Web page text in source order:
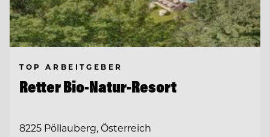
TOP ARBEITGEBER
Retter Bio-Natur-Resort
8225 Pöllauberg, Österreich